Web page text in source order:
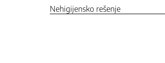
Nehigijensko rešenje